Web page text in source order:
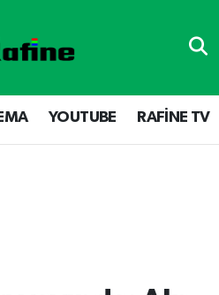
YOUTUBE RAFİNE TV